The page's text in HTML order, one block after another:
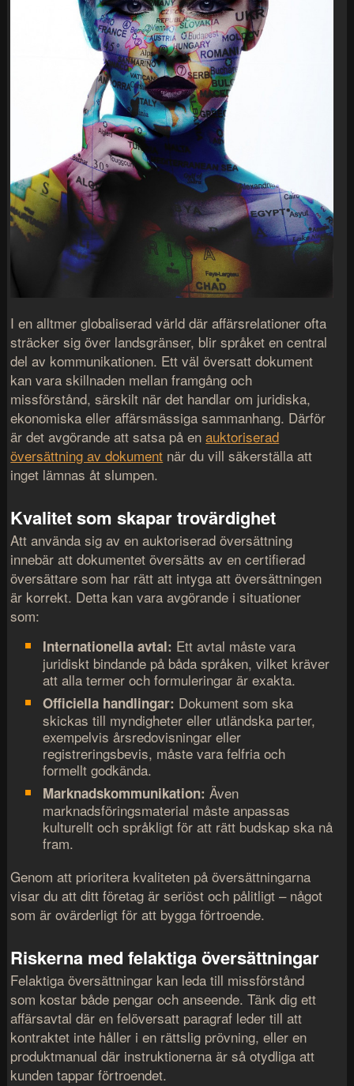
I en alltmer globaliserad värld där affärsrelationer ofta
sträcker sig över landsgränser, blir språket en central
del av kommunikationen. Ett väl översatt dokument
kan vara skillnaden mellan framgång och
missförstånd, särskilt när det handlar om juridiska,
ekonomiska eller affärsmässiga sammanhang. Därför
är det avgörande att satsa på enauktoriserad
översättning av dokument när du vill säkerställa att
inget lämnas åt slumpen.
Kvalitet som skapar trovärdighet
Att använda sig av en auktoriserad översättning
innebär att dokumentet översätts av en certifierad
översättare som har rätt att intyga att översättningen
är korrekt. Detta kan vara avgörande i situationer
som:
Internationella avtal: Ett avtal måste vara
juridiskt bindande på båda språken, vilket kräver
att alla termer och formuleringar är exakta.
Officiella handlingar: Dokument som ska
skickas till myndigheter eller utländska parter,
exempelvis årsredovisningar eller
registreringsbevis, måste vara felfria och
formellt godkända.
Marknadskommunikation: Även
marknadsföringsmaterial måste anpassas
kulturellt och språkligt för att rätt budskap ska nå
fram.
Genom att prioritera kvaliteten på översättningarna
visar du att ditt företag är seriöst och pålitligt – något
som är ovärderligt för att bygga förtroende.
Riskerna med felaktiga översättningar
Felaktiga översättningar kan leda till missförstånd
som kostar både pengar och anseende. Tänk dig ett
affärsavtal där en felöversatt paragraf leder till att
kontraktet inte håller i en rättslig prövning, eller en
produktmanual där instruktionerna är så otydliga att
kunden tappar förtroendet.